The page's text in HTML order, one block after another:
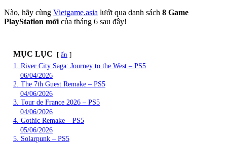
Nào, hãy cùng Vietgame.asia lướt qua danh sách 8 Game
PlayStation mới của tháng 6 sau đây!
MỤC LỤC ẩn
1. River City Saga: Journey to the West – PS5
06/04/2026
2. The 7th Guest Remake – PS5
04/06/2026
3. Tour de France 2026 – PS5
04/06/2026
4. Gothic Remake – PS5
05/06/2026
5. Solarpunk – PS5